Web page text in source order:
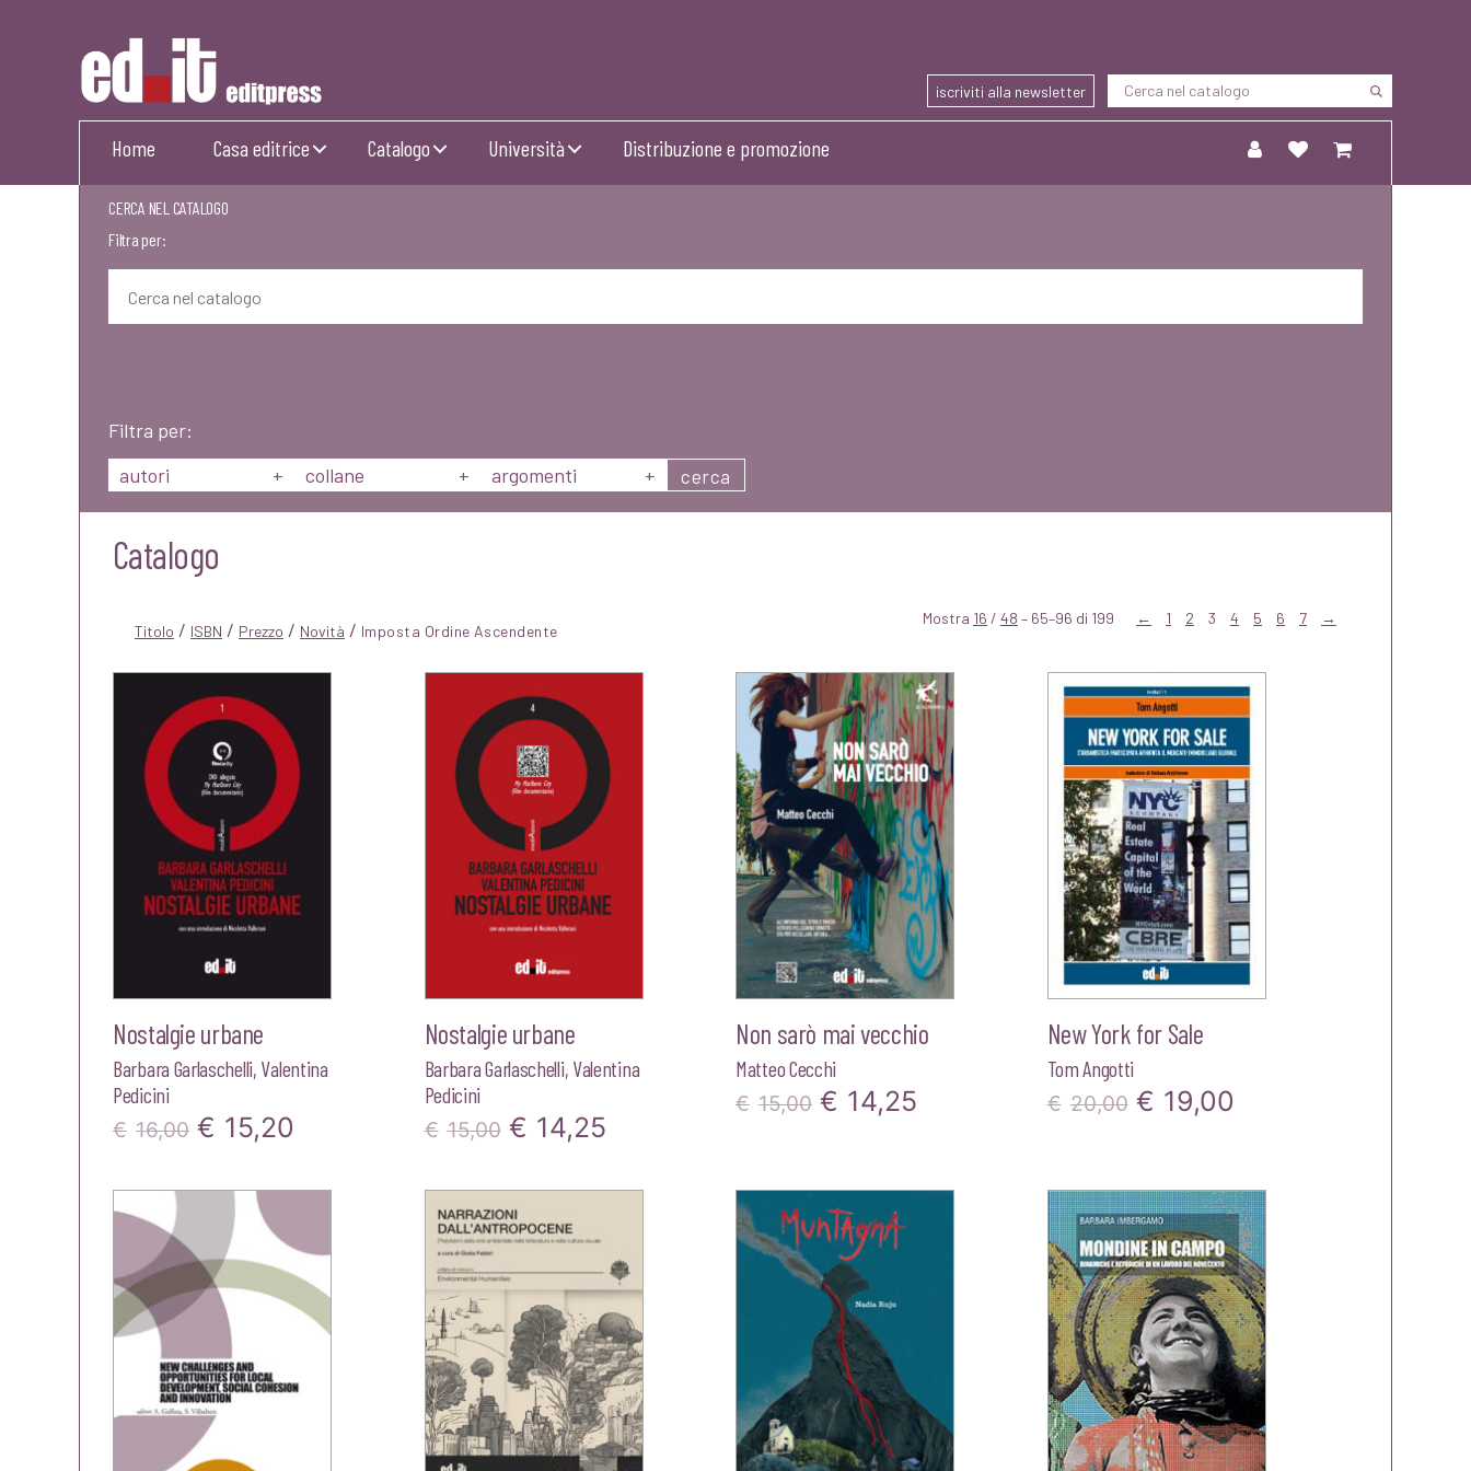
Editpress
iscriviti alla newsletter
Home Casa editrice Catalogo Università Distribuzione e promozione
CERCA NEL CATALOGO
Filtra per:
Filtra per:
autori
+ collane + argomenti + cerca
Catalogo
Titolo / ISBN / Prezzo / Novità / Mostra 16 / 48 – 65–96 di 199 ← 1 2 3 4 5 6 7 →
Nostalgie urbane
Barbara Garlaschelli, Valentina
Pedicini
€ 16,00 Il
originale
era:
€16,00.
€ 15,20
è:
€15,20.
Nostalgie urbane
Barbara Garlaschelli, Valentina
Pedicini
€ 15,00 Il
originale
era:
€15,00.
€ 14,25Il
€14,25.
Non sarò mai vecchio
Matteo Cecchi
€ 15,00 Il
originale
era:
€15,00.
€ 14,25
attuale
New York for Sale
Tom Angotti
€ 20,00 Il
originale
era:
€20,00.
€ 19,00
attuale
è:
€19,00.